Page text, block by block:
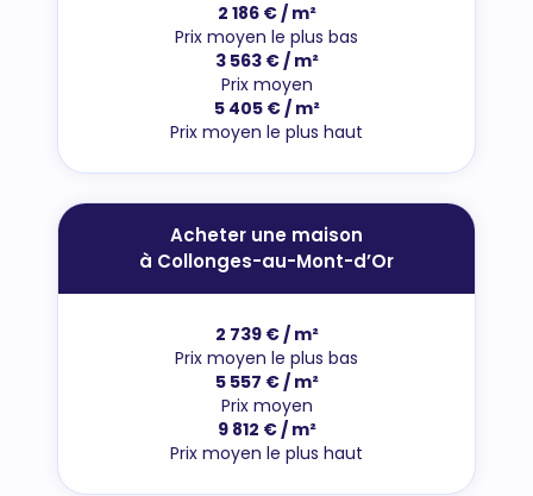
2 186 € / m²
Prix moyen le plus bas
3 563 € / m²
Prix moyen
5 405 € / m²
Prix moyen le plus haut
Acheter une maison
à Collonges-au-Mont-d’Or
2 739 € / m²
Prix moyen le plus bas
5 557 € / m²
Prix moyen
9 812 € / m²
Prix moyen le plus haut